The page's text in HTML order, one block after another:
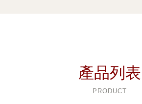
產品列表
PRODUCT